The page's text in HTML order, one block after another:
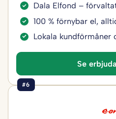
Dala Elfond –
100 % förnybar el,
Lokala
Se
#6